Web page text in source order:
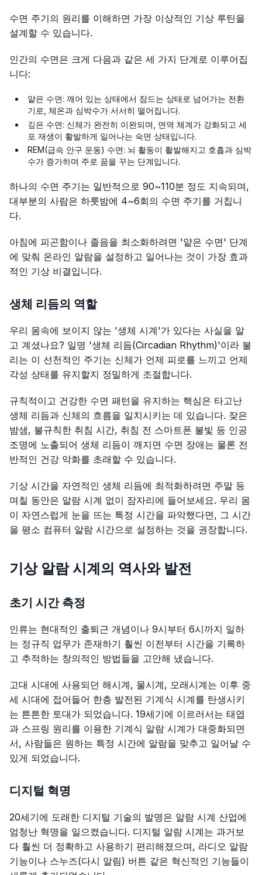
수면 주기의 원리를 이해하면 가장 이상적인 기상 루틴을
설계할 수 있습니다.
인간의 수면은 크게 다음과 같은 세 가지 단계로 이루어집
니다:
얕은 수면: 깨어 있는 상태에서 잠드는 상태로 넘어가는 전환
기로, 체온과 심박수가 서서히 떨어집니다.
깊은 수면: 신체가 완전히 이완되며, 면역 체계가 강화되고 세
포 재생이 활발하게 일어나는 숙면 상태입니다.
REM(급속 안구 운동) 수면: 뇌 활동이 활발해지고 호흡과 심박
수가 증가하며 주로 꿈을 꾸는 단계입니다.
하나의 수면 주기는 일반적으로 90~110분 정도 지속되며,
대부분의 사람은 하룻밤에 4~6회의 수면 주기를 거칩니
다.
아침에 피곤함이나 졸음을 최소화하려면 '얕은 수면' 단계
에 맞춰 온라인 알람을 설정하고 일어나는 것이 가장 효과
적인 기상 비결입니다.
생체 리듬의 역할
우리 몸속에 보이지 않는 '생체 시계'가 있다는 사실을 알
고 계셨나요? 일명 '생체 리듬(Circadian Rhythm)'이라 불
리는 이 선천적인 주기는 신체가 언제 피로를 느끼고 언제
각성 상태를 유지할지 정밀하게 조절합니다.
규칙적이고 건강한 수면 패턴을 유지하는 핵심은 타고난
생체 리듬과 신체의 흐름을 일치시키는 데 있습니다. 잦은
밤샘, 불규칙한 취침 시간, 취침 전 스마트폰 불빛 등 인공
조명에 노출되어 생체 리듬이 깨지면 수면 장애는 물론 전
반적인 건강 악화를 초래할 수 있습니다.
기상 시간을 자연적인 생체 리듬에 최적화하려면 주말 등
며칠 동안은 알람 시계 없이 잠자리에 들어보세요. 우리 몸
이 자연스럽게 눈을 뜨는 특정 시간을 파악했다면, 그 시간
을 평소 컴퓨터 알람 시간으로 설정하는 것을 권장합니다.
기상 알람 시계의 역사와 발전
초기 시간 측정
인류는 현대적인 출퇴근 개념이나 9시부터 6시까지 일하
는 정규직 업무가 존재하기 훨씬 이전부터 시간을 기록하
고 추적하는 창의적인 방법들을 고안해 냈습니다.
고대 시대에 사용되던 해시계, 물시계, 모래시계는 이후 중
세 시대에 접어들어 한층 발전된 기계식 시계를 탄생시키
는 튼튼한 토대가 되었습니다. 19세기에 이르러서는 태엽
과 스프링 원리를 이용한 기계식 알람 시계가 대중화되면
서, 사람들은 원하는 특정 시간에 알람을 맞추고 일어날 수
있게 되었습니다.
디지털 혁명
20세기에 도래한 디지털 기술의 발명은 알람 시계 산업에
엄청난 혁명을 일으켰습니다. 디지털 알람 시계는 과거보
다 훨씬 더 정확하고 사용하기 편리해졌으며, 라디오 알람
기능이나 스누즈(다시 알림) 버튼 같은 혁신적인 기능들이